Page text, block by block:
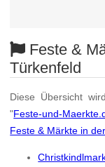
Feste &
Türkenfeld
Diese Übersicht
"Feste-und-
Feste & Märkte in